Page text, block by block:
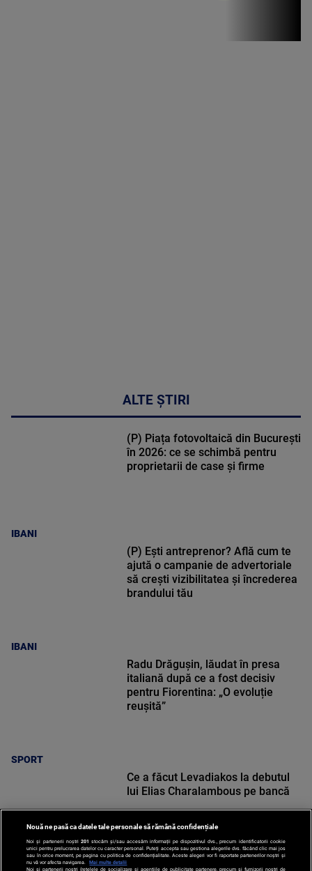
ALTE ȘTIRI
IBANI
(P) Piața fotovoltaică din București
în 2026: ce se schimbă pentru
proprietarii de case și firme
IBANI
(P) Ești antreprenor? Află cum te
ajută o campanie de advertoriale
să crești vizibilitatea și încrederea
brandului tău
SPORT
Radu Drăgușin, lăudat în presa
italiană după ce a fost decisiv
pentru Fiorentina: „O evoluție
reușită”
Ce a făcut Levadiakos la debutul
lui Elias Charalambous pe bancă
Nouă ne pasă ca datele tale personale să rămână confidențiale
Noi și partenerii noștri 201 stocăm și/sau accesăm informații pe dispozitivul dvs., precum identificatorii cookie
unici pentru prelucrarea datelor cu caracter personal. Puteți accepta sau gestiona alegerile dvs. făcând clic mai jos
sau în orice moment, pe pagina cu politica de confidențialitate. Aceste alegeri vor fi raportate partenerilor noștri și
nu vă vor afecta navigarea.
Mai multe detalii
Noi si partenerii nostri (retelele de socializare si agentiile de publicitate partenere, precum si furnizorii nostri de